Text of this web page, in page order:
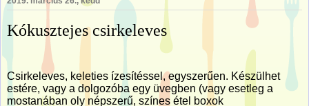
Kókusztejes csirkeleves
Csirkeleves, keleties ízesítéssel, egyszerűen. Készülhet
estére, vagy a dolgozóba egy üvegben (vagy esetleg a
mostanában oly népszerű, színes étel boxok